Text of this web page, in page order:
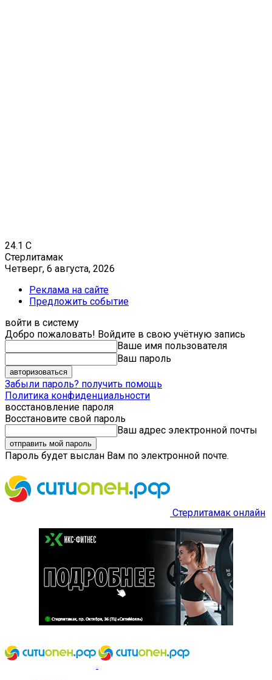
24.1 C
Стерлитамак
Четверг, 6 августа, 2026
Реклама на сайте
Предложить событие
войти в систему
Добро пожаловать! Войдите в свою учётную запись
Ваше имя пользователя
Ваш пароль
Забыли пароль? получить помощь
Политика конфиденциальности
восстановление пароля
Восстановите свой пароль
Ваш адрес электронной почты
Пароль будет выслан Вам по электронной почте.
Стерлитамак онлайн